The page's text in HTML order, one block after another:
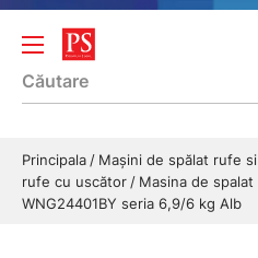
Principala Mașini de spălat rufe
rufe cu uscător
Masina de
WNG24401BY seria 6,9/6 kg Alb